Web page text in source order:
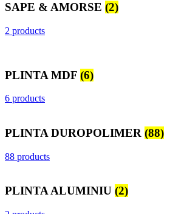
SAPE & AMORSE (2)
2 products
PLINTA MDF (6)
6 products
PLINTA DUROPOLIMER (88)
88 products
PLINTA ALUMINIU (2)